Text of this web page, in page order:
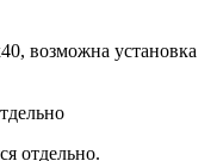
возможна установка
отдельно.